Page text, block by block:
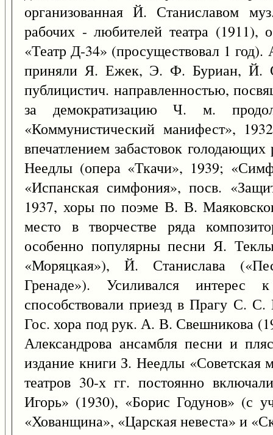
организованная Й. Станиславом
рабочих - любителей театра
«Театр Д-34» (просуществовал 1 год).
приняли Я. Ежек, Э. Ф. Буриан, Й.
публицистич. направленностью,
за демократизацию Ч. м.
«Коммунистический манифест»,
впечатлением забастовок
Неедлы (опера «Ткачи», 1939;
«Испанская симфония», посв.
1937, хоры по поэме В. В.
место в творчестве ряда
особенно популярны песни Я.
«Моряцкая»), Й. Станислава
Гренаде»). Усиливался
способствовали приезд в Прагу С.
Гос. хора под рук. А. В. Свешникова
Александрова ансамбля песни и
издание книги З. Неедлы «Советская
театров 30-х гг. постоянно
Игорь» (1930), «Борис Годунов» (с
«Хованщина», «Царская невеста» и